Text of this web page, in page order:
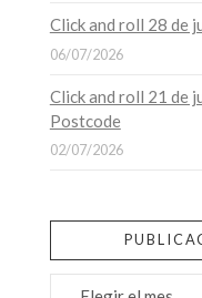
Click and roll 28 de
06/07/2026
Click and roll 21 de
Postcode
02/07/2026
Publicaciones